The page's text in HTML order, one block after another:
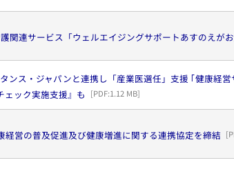
関連サービス「ウェルエイジングサポートあすのえが
ンス・ジャパンと連携し「産業医選任」支援 ｢健康経
ェック実施支援』も
[PDF:1.12 MB]
経営の普及促進及び健康増進に関する連携協定を締結